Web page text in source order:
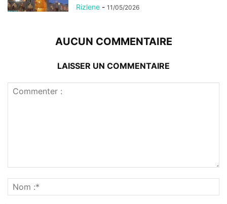
Rizlene - 11/05/2026
AUCUN COMMENTAIRE
LAISSER UN COMMENTAIRE